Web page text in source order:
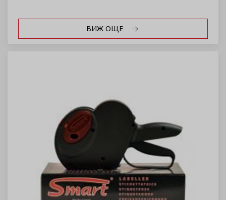
ВИЖ ОЩЕ